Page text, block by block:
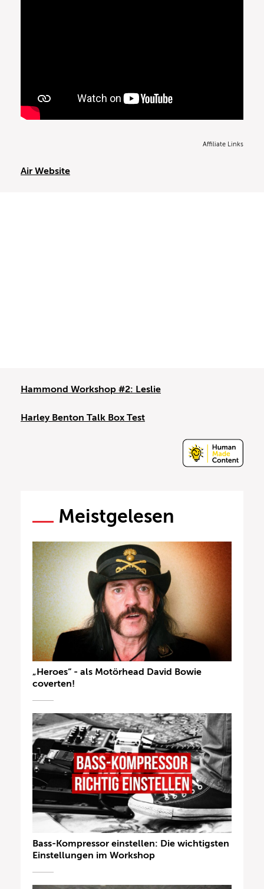
Affiliate Links
Air Website
Hammond Workshop #2: Leslie
Harley Benton Talk Box Test
Meistgelesen
„Heroes“ - als Motörhead David Bowie
coverten!
Bass-Kompressor einstellen: Die wichtigsten
Einstellungen im Workshop